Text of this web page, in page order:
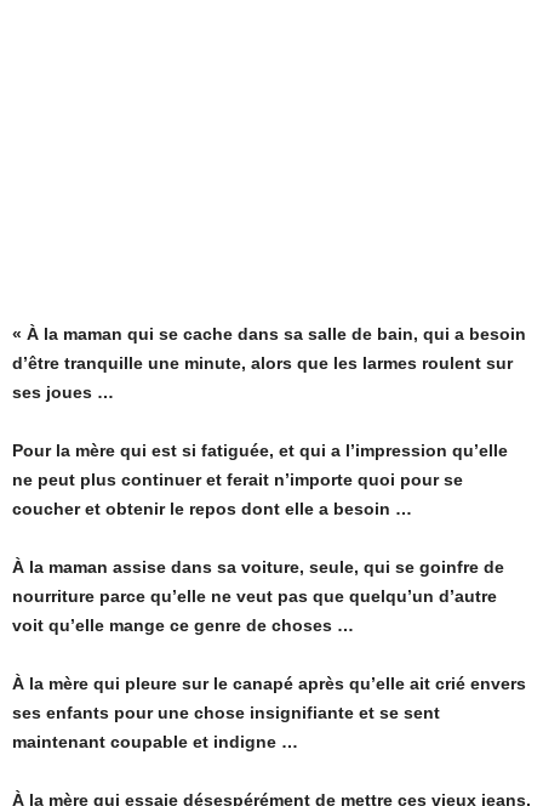
« À la maman qui se cache dans sa salle de bain, qui a besoin
d’être tranquille une minute, alors que les larmes roulent sur
ses joues …
Pour la mère qui est si fatiguée, et qui a l’impression qu’elle
ne peut plus continuer et ferait n’importe quoi pour se
coucher et obtenir le repos dont elle a besoin …
À la maman assise dans sa voiture, seule, qui se goinfre de
nourriture parce qu’elle ne veut pas que quelqu’un d’autre
voit qu’elle mange ce genre de choses …
À la mère qui pleure sur le canapé après qu’elle ait crié envers
ses enfants pour une chose insignifiante et se sent
maintenant coupable et indigne …
À la mère qui essaie désespérément de mettre ces vieux jeans,